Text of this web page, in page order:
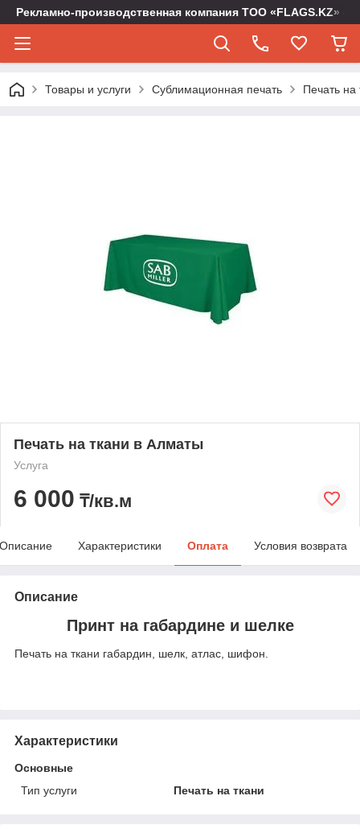
Рекламно-производственная компания ТОО «FLAGS.KZ» -
Товары и услуги Сублимационная печать Печать на
Печать на ткани в Алматы
Услуга
6 000 ₸/кв.м
Описание Характеристики Оплата Условия возврата
Описание
Принт на габардине и шелке
Печать на ткани габардин, шелк, атлас, шифон.
Характеристики
Основные
Тип услуги
Печать на ткани